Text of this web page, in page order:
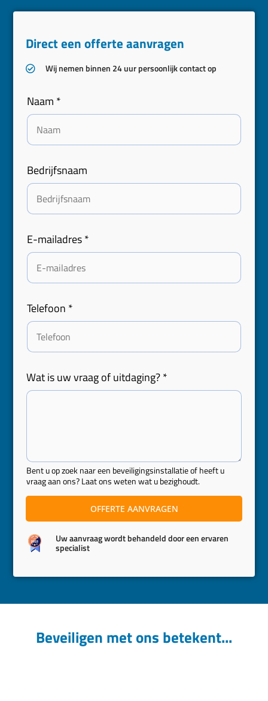
Direct een offerte aanvragen
Wij nemen binnen 24 uur persoonlijk contact op
-
m
i
a
d
e
u
i
d
g
i
g
R
e
r
Naam *
Bedrijfsnaam
E-mailadres*
Telefoon *
Wat is uw vraag of uitdaging?*
Bent u op zoek naar een beveiligingsinstallatie of heeft u
vraag aan ons? Laat ons weten wat u bezighoudt.
OFFERTE AANVRAGEN
Uw aanvraag wordt behandeld door een ervaren
specialist
Beveiligen met ons betekent...